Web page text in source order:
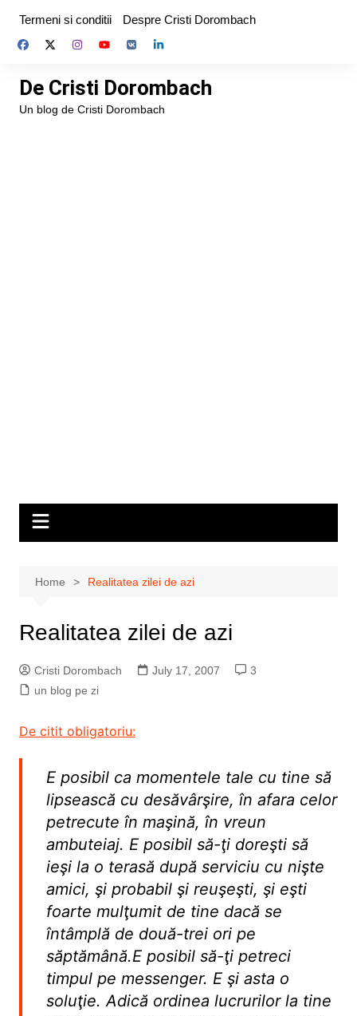
content
Termeni si conditii Despre Cristi Dorombach
De Cristi Dorombach
Un blog de Cristi Dorombach
Home Realitatea zilei de azi
Realitatea zilei de azi
Cristi Dorombach July 17, 2007
3
un blog pe zi
De citit obligatoriu:
E posibil ca momentele tale cu tine să
lipsească cu desăvârşire, în afara celor
petrecute în maşină, în vreun
ambuteiaj. E posibil să-ţi doreşti să
ieşi la o terasă după serviciu cu nişte
amici, şi probabil şi reuşeşti, şi eşti
foarte mulţumit de tine dacă se
întâmplă de două-trei ori pe
săptămână.E posibil să-ţi petreci
timpul pe messenger. E şi asta o
soluţie. Adică ordinea lucrurilor la tine